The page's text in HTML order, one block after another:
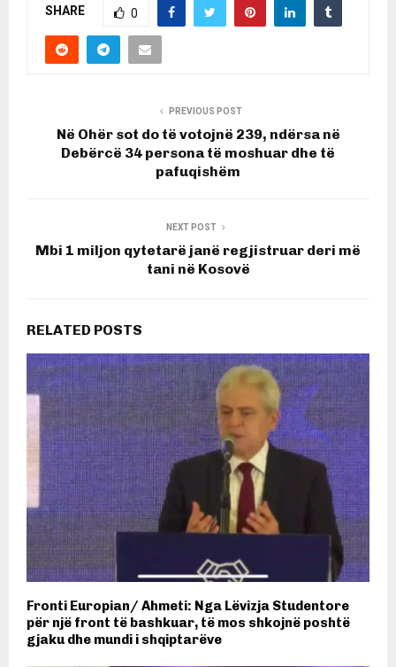
SHARE 0
PREVIOUS POST
Në Ohër sot do të votojnë 239, ndërsa në
Debërcë 34 persona të moshuar dhe të
pafuqishëm
NEXT POST
Mbi 1 miljon qytetarë janë regjistruar deri më
tani në Kosovë
RELATED POSTS
Fronti Europian/ Ahmeti: Nga Lëvizja Studentore
për një front të bashkuar, të mos shkojnë poshtë
gjaku dhe mundi i shqiptarëve